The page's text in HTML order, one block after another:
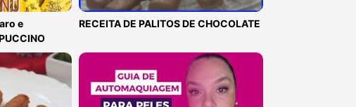
e
RECEITA DE PALITOS DE CHOCOLATE